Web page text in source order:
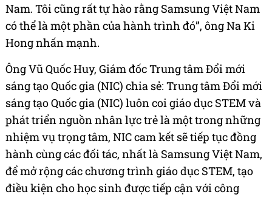
Nam. Tôi cũng rất tự hào rằng Samsung Việt Nam
có thể là một phần của hành trình đó”, ông Na Ki
Hong nhấn mạnh.
Ông Vũ Quốc Huy, Giám đốc Trung tâm Đổi mới
sáng tạo Quốc gia (NIC) chia sẻ: Trung tâm Đổi mới
sáng tạo Quốc gia (NIC) luôn coi giáo dục STEM và
phát triển nguồn nhân lực trẻ là một trong những
nhiệm vụ trọng tâm, NIC cam kết sẽ tiếp tục đồng
hành cùng các đối tác, nhất là Samsung Việt Nam,
để mở rộng các chương trình giáo dục STEM, tạo
điều kiện cho học sinh được tiếp cận với công